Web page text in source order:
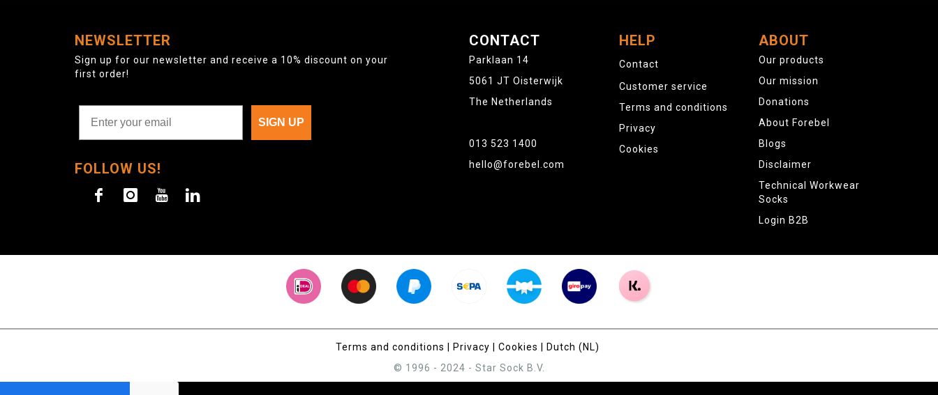
NEWSLETTER
Sign up for our newsletter and receive a 10% discount on your
first order!
SIGN UP
FOLLOW US!
CONTACT
Parklaan 14
5061 JT Oisterwijk
The Netherlands
013 523 1400
hello@forebel.com
HELP
Contact
Customer service
Terms and conditions
Privacy
Cookies
ABOUT
Our products
Our mission
Donations
About Forebel
Blogs
Disclaimer
Technical Workwear
Socks
Login B2B
Terms and conditions Privacy Cookies
Dutch (NL)
© 1996 - 2024 - Star Sock B.V.